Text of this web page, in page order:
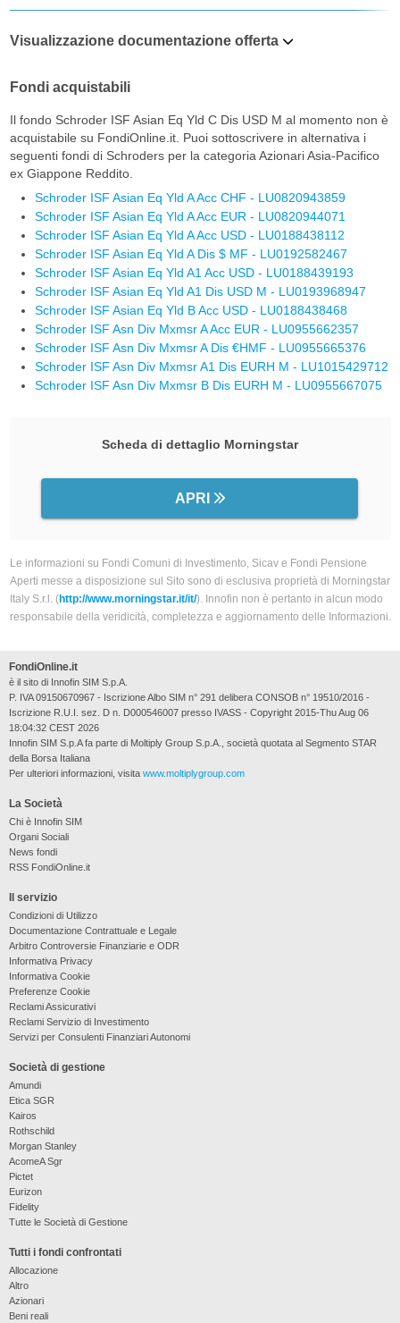
Visualizzazione documentazione offerta
Fondi acquistabili
Il fondo Schroder ISF Asian Eq Yld C Dis USD M al momento non è
acquistabile su FondiOnline.it. Puoi sottoscrivere in alternativa i
seguenti fondi di Schroders per la categoria Azionari Asia-Pacifico
ex Giappone Reddito.
Schroder ISF Asian Eq Yld A Acc CHF - LU0820943859
Schroder ISF Asian Eq Yld A Acc EUR - LU0820944071
Schroder ISF Asian Eq Yld A Acc USD - LU0188438112
Schroder ISF Asian Eq Yld A Dis $ MF - LU0192582467
Schroder ISF Asian Eq Yld A1 Acc USD - LU0188439193
Schroder ISF Asian Eq Yld A1 Dis USD M - LU0193968947
Schroder ISF Asian Eq Yld B Acc USD - LU0188438468
Schroder ISF Asn Div Mxmsr A Acc EUR - LU0955662357
Schroder ISF Asn Div Mxmsr A Dis €HMF - LU0955665376
Schroder ISF Asn Div Mxmsr A1 Dis EURH M - LU1015429712
Schroder ISF Asn Div Mxmsr B Dis EURH M - LU0955667075
Scheda di dettaglio Morningstar
APRI
Le informazioni su Fondi Comuni di Investimento, Sicav e Fondi Pensione
Aperti messe a disposizione sul Sito sono di esclusiva proprietà di Morningstar
Italy S.r.l. (http://www.morningstar.it/it/). Innofin non è pertanto in alcun modo
responsabile della veridicità, completezza e aggiornamento delle Informazioni.
La Società
Chi è Innofin SIM
Organi Sociali
News fondi
RSS FondiOnline.it
Il servizio
Condizioni di Utilizzo
Documentazione Contrattuale e Legale
Arbitro Controversie Finanziarie e ODR
Informativa Privacy
Informativa Cookie
Preferenze Cookie
Reclami Assicurativi
Reclami Servizio di Investimento
Servizi per Consulenti Finanziari Autonomi
Società di gestione
Amundi
Etica SGR
Kairos
Rothschild
Morgan Stanley
AcomeA Sgr
Pictet
Eurizon
Fidelity
Tutte le Società di Gestione
Tutti i fondi confrontati
Allocazione
Altro
Azionari
Beni reali
FondiOnline.it
è il sito di Innofin SIM S.p.A.
P. IVA 09150670967 - Iscrizione Albo SIM n° 291 delibera CONSOB n° 19510/2016 -
Iscrizione R.U.I. sez. D n. D000546007 presso IVASS - Copyright 2015-Thu Aug 06
18:04:32 CEST 2026
Innofin SIM S.p.A fa parte di Moltiply Group S.p.A., società quotata al Segmento STAR
della Borsa Italiana
Per ulteriori informazioni, visita www.moltiplygroup.com